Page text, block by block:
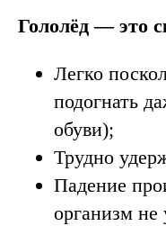
Гололёд — это
Легко
подогнать
обуви);
Трудно
Падение
организм не